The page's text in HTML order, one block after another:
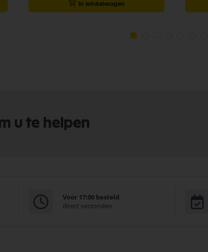
In winkelwagen
u te helpen
Voor 17:00 besteld
direct verzonden